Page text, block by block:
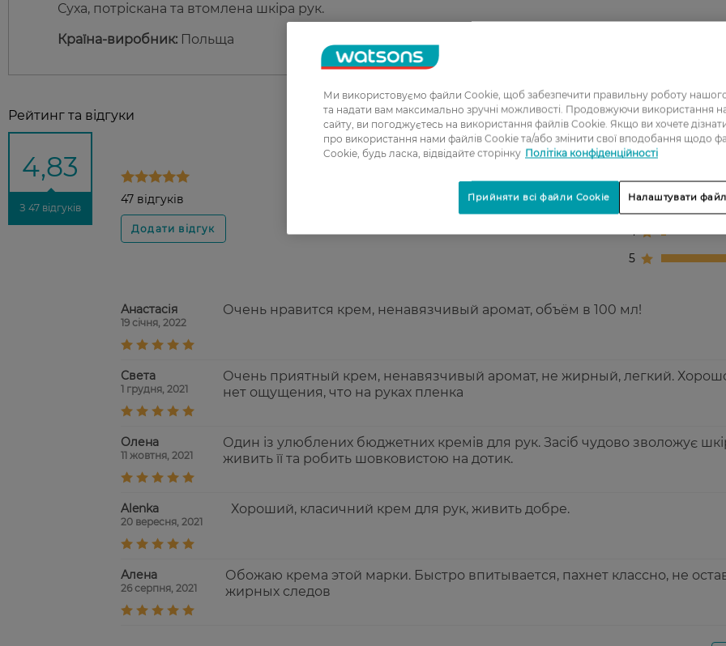
Суха, потріскана та втомлена шкіра рук.
Країна-виробник: Польща
Рейтинг та відгуки
4,83
З 47 відгуків
47 відгуків
1
2
3
4
5
Анастасія
19 січня, 2022
Очень нравится крем, ненавязчивый аромат, объём в 100 мл!
Света
1 грудня, 2021
Очень приятный крем, ненавязчивый аромат, не жирный, легкий.
нет ощущения, что на руках пленка
Олена
11 жовтня, 2021
Один із улюблених бюджетних кремів для рук. Засіб чудово зволожує
живить її та робить шовковистою на дотик.
Alenka
20 вересня, 2021
Хороший, класичний крем для рук, живить добре.
Алена
26 серпня, 2021
Обожаю крема этой марки. Быстро впитывается, пахнет классно, не
жирных следов
Ми використовуємо файли Cookie, щоб забезпечити правильну роботу
та надати вам максимально зручні можливості. Продовжуючи використання
сайту, ви погоджуєтесь на використання файлів Cookie. Якщо ви хочете
про використання нами файлів Cookie та/або змінити свої вподобання щодо
Cookie, будь ласка, відвідайте сторінку Політіка конфіденційності
Налаштувати
Прийняти всі файли Cookie